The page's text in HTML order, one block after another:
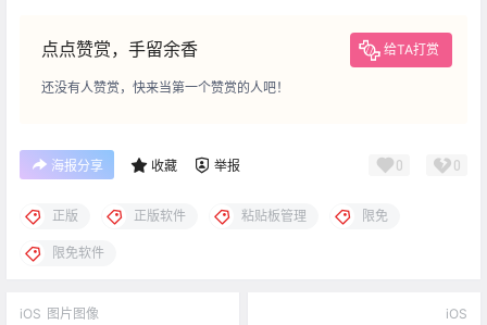
点点赞赏，手留余香 给TA打赏
还没有人赞赏，快来当第一个赞赏的人吧！
海报分享 收藏 举报 0 0
正版 正版软件 粘贴板管理 限免
限免软件
iOS 图片图像 iOS